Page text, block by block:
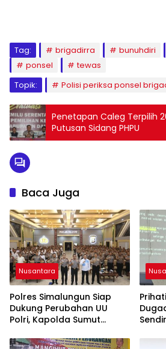
Tag: brigadirra bunuhdiri
ponsel
tewas
Topik:
Polisi periksa ponsel
Penetapan Caleg Terpilih
Putusan Sidang PHPU
Baca Juga
Nusantara
Polres Simalungun Siap
Dukung Perubahan UU
Polri, Kapolda Sumut
Penguatan